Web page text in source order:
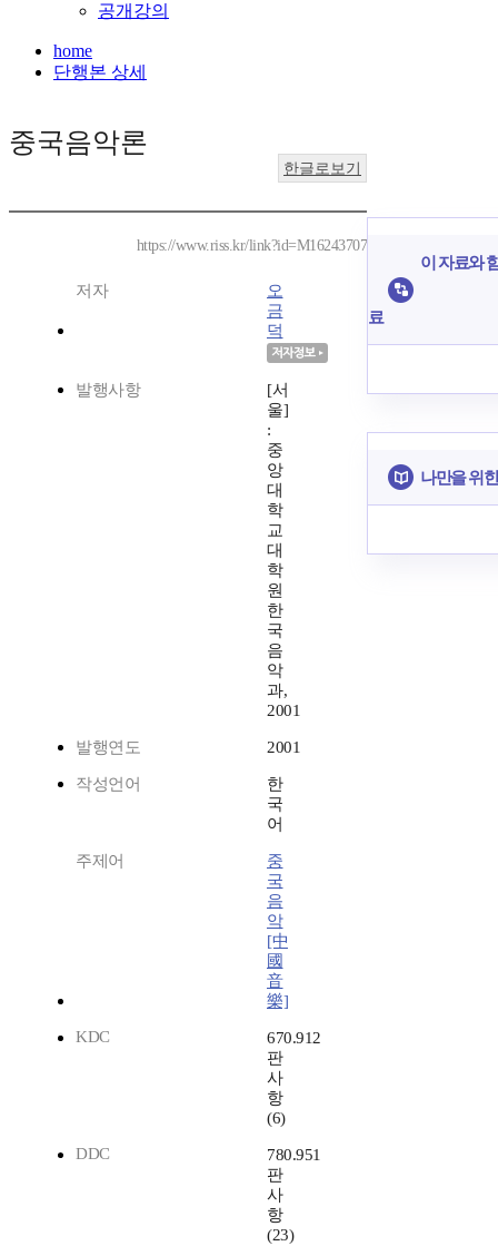
공개강의
home
단행본 상세
중국음악론
한글로보기
https://www.riss.kr/link?id=M16243707
저자
오
금
덕
발행사항
[서
울]
:
중
앙
대
학
교
대
학
원
한
국
음
악
과,
2001
발행연도 2001
작성언어
한
국
어
주제어
중
국
음
악
[中
國
音
樂]
KDC
670.912
판
사
항
(6)
DDC
780.951
판
사
항
(23)
이 자료와
료
나만을 위